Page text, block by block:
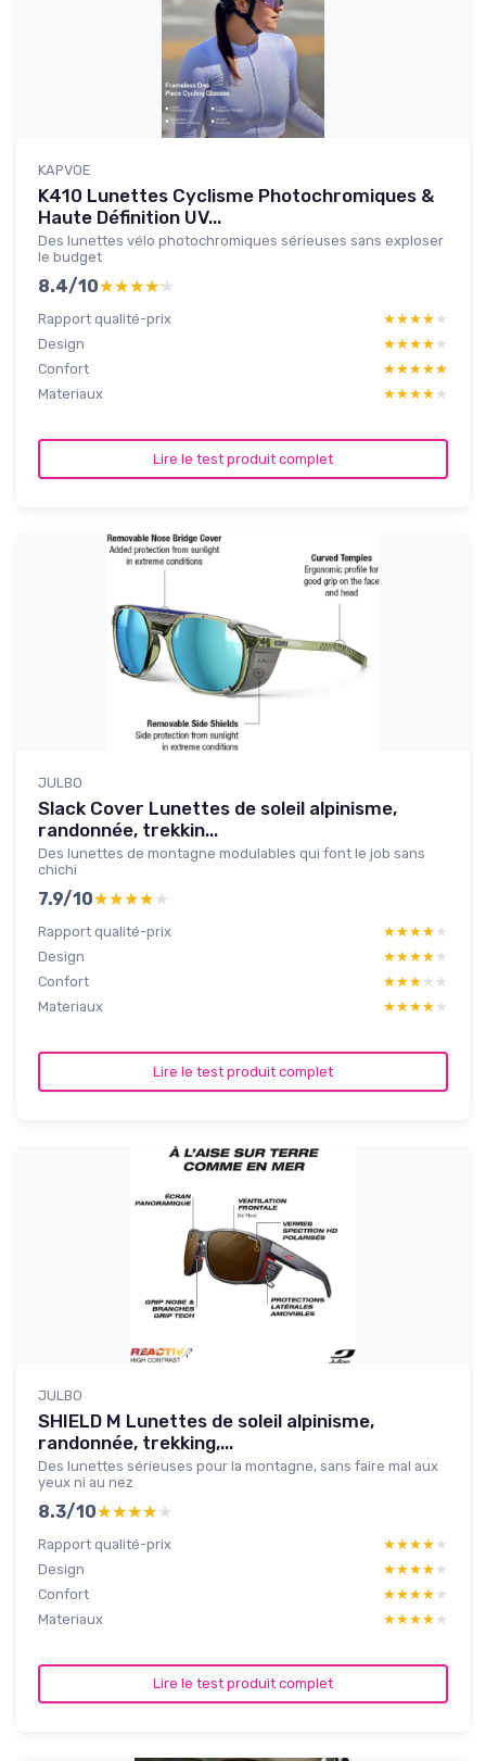
KAPVOE
K410 Lunettes Cyclisme Photochromiques &
Haute Définition UV...
Des lunettes vélo photochromiques sérieuses sans exploser
le budget
8.4/10★★★★★
★★★★★
Rapport qualité-prix ★★★★★
★★★★★
Design
★★★★★
★★★★★
Confort
★★★★★
★★★★★
Materiaux
★★★★★
★★★★★
Lire le test produit complet
JULBO
Slack Cover Lunettes de soleil alpinisme,
randonnée, trekkin...
Des lunettes de montagne modulables qui font le job sans
chichi
7.9/10★★★★★
★★★★★
Rapport qualité-prix ★★★★★
★★★★★
Design
★★★★★
★★★★★
Confort
★★★★★
★★★★★
Materiaux
★★★★★
★★★★★
Lire le test produit complet
JULBO
SHIELD M Lunettes de soleil alpinisme,
randonnée, trekking,...
Des lunettes sérieuses pour la montagne, sans faire mal aux
yeux ni au nez
8.3/10★★★★★
★★★★★
Rapport qualité-prix ★★★★★
★★★★★
Design
★★★★★
★★★★★
Confort
★★★★★
★★★★★
Materiaux
★★★★★
★★★★★
Lire le test produit complet